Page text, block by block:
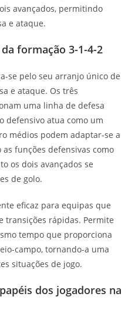
avançados, permitindo
e ataque.
formação 3-1-4-2
se pelo seu arranjo único de
e ataque. Os três
uma linha de defesa
defensivo atua como um
médios podem adaptar-se a
funções defensivas como
os dois avançados se
de golo.
eficaz para equipas que
transições rápidas. Permite
tempo que proporciona
campo, tornando-a uma
situações de jogo.
dos jogadores na